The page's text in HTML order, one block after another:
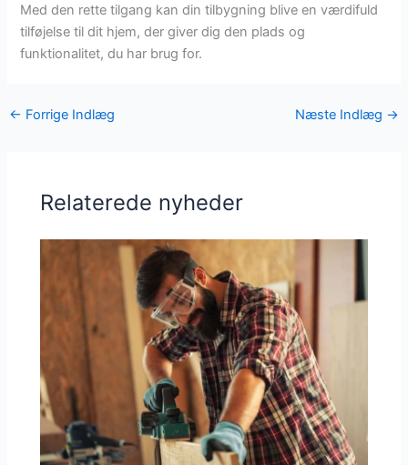
Med den rette tilgang kan din tilbygning blive en værdifuld
tilføjelse til dit hjem, der giver dig den plads og
funktionalitet, du har brug for.
← Forrige Indlæg Næste Indlæg →
Relaterede nyheder